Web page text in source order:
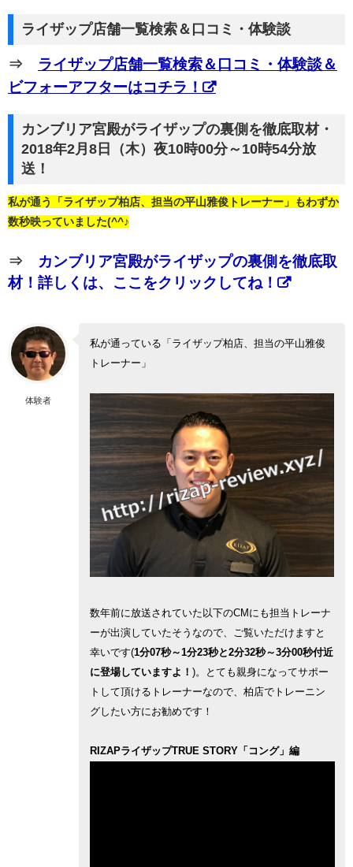
ライザップ店舗一覧検索＆口コミ・体験談
⇒ ライザップ店舗一覧検索＆口コミ・体験談＆
ビフォーアフターはコチラ！
カンブリア宮殿がライザップの裏側を徹底取材・
2018年2月8日（木）夜10時00分～10時54分放
送！
私が通う「ライザップ柏店、担当の平山雅俊トレーナー」もわずか
数秒映っていました(^^♪
⇒ カンブリア宮殿がライザップの裏側を徹底取
材！詳しくは、ここをクリックしてね！
体験者
私が通っている「ライザップ柏店、担当の平山雅俊
トレーナー」
数年前に放送されていた以下のCMにも担当トレーナ
ーが出演していたそうなので、ご覧いただけますと
幸いです(1分07秒～1分23秒と2分32秒～3分00秒付近
に登場していますよ！ )。とても親身になってサポー
トして頂けるトレーナーなので、柏店でトレーニン
グしたい方にお勧めです！
RIZAPライザップTRUE STORY「コング」編